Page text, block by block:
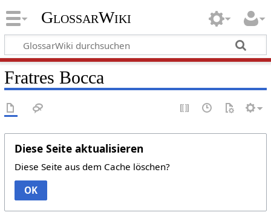
GlossarWiki
Fratres Bocca
Diese Seite aktualisieren
Diese Seite aus dem Cache löschen?
OK